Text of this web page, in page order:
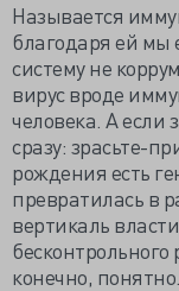
Называется
благодаря ей мы
систему не
вирус вроде
человека. А если
сразу: зрасьте-
рождения есть
превратилась в
вертикаль
конечно, понятно.